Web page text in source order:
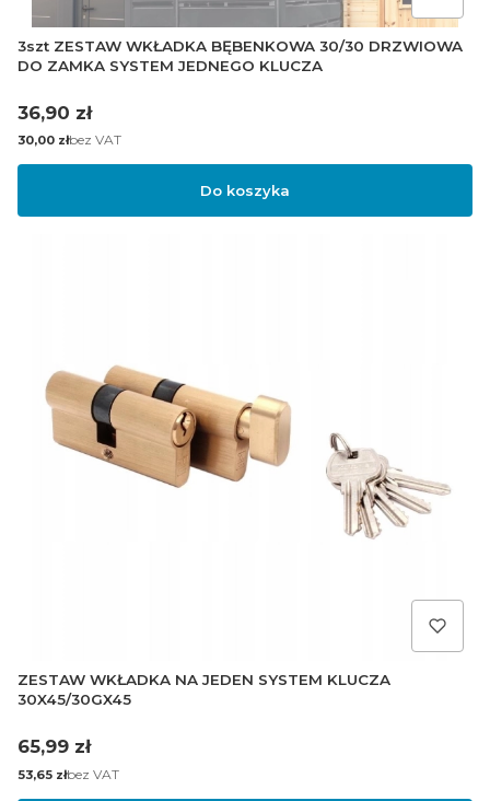
3szt ZESTAW WKŁADKA BĘBENKOWA 30/30 DRZWIOWA
DO ZAMKA SYSTEM JEDNEGO KLUCZA
Cena
36,90 zł
Cena
30,00 złbez VAT
Do koszyka
ZESTAW WKŁADKA NA JEDEN SYSTEM KLUCZA
30X45/30GX45
Cena
65,99 zł
Cena
53,65 złbez VAT